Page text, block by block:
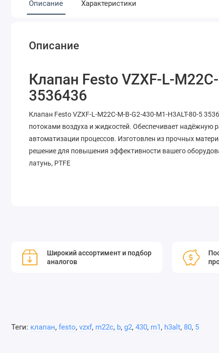
Описание Характеристики
Описание
Клапан Festo VZXF-L-
3536436
Клапан Festo VZXF-L-M22C-M-B-G2-430-M1-H3ALT-80-5
потоками воздуха и жидкостей. Обеспечивает
автоматизации процессов. Изготовлен из прочных
решение для повышения эффективности вашего
латунь, PTFE
Широкий ассортимент и подбор
аналогов
Теги: клапан, festo, vzxf, m22c, b, g2, 430, m1, h3alt, 80, 5